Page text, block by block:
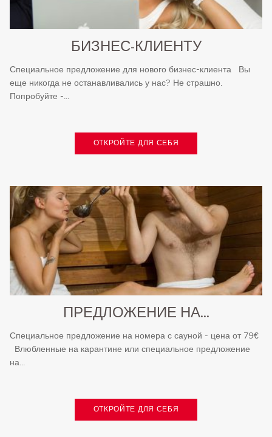
БИЗНЕС-КЛИЕНТУ
Специальное предложение для нового бизнес-клиента Вы
еще никогда не останавливались у нас? Не страшно.
Попробуйте -...
ОТКРОЙТЕ ДЛЯ СЕБЯ
ПРЕДЛОЖЕНИЕ НА...
Специальное предложение на номера с сауной - цена от 79€
Влюбленные на карантине или специальное предложение
на...
ОТКРОЙТЕ ДЛЯ СЕБЯ